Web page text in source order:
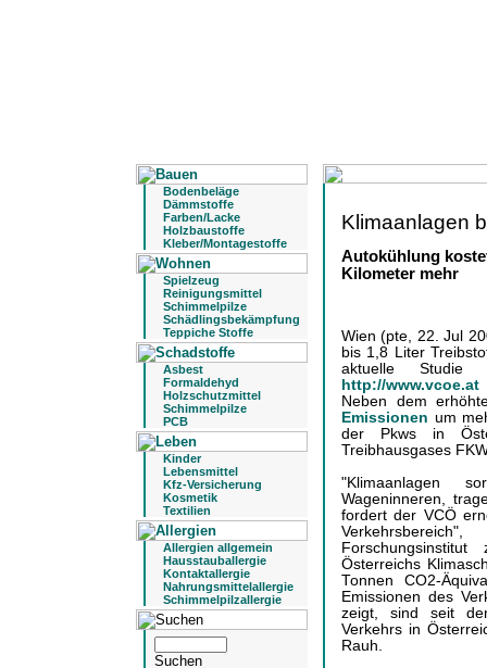
Bodenbeläge
Dämmstoffe
Farben/Lacke
Holzbaustoffe
Kleber/Montagestoffe
Spielzeug
Reinigungsmittel
Schimmelpilze
Schädlingsbekämpfung
Teppiche Stoffe
Asbest
Formaldehyd
Holzschutzmittel
Schimmelpilze
PCB
Kinder
Lebensmittel
Kfz-Versicherung
Kosmetik
Textilien
Allergien allgemein
Hausstauballergie
Kontaktallergie
Nahrungsmittelallergie
Schimmelpilzallergie
Klimaanlagen
Autokühlung
Kilometer mehr
Wien (pte, 22. Jul
bis 1,8 Liter
aktuelle Studie
http://
Neben dem
Emissionen um
der Pkws in
Treibhausgases
"Klimaanlagen
Wageninneren,
fordert der VCÖ
Österreichs
Tonnen CO2-
Emissionen des
zeigt, sind seit
Verkehrs in
Rauh.